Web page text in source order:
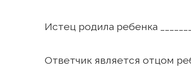
Истец родила ребенка
Ответчик является отцом